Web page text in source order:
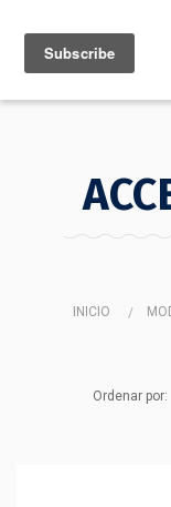
MENU
INICIO
Ordenar por: